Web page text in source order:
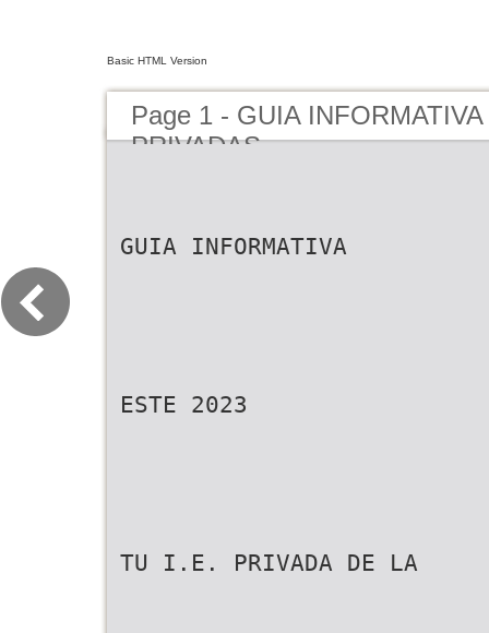
Basic HTML Version
Page 1 - GUIA
PRIVADAS
GUIA INFORMATIVA
ESTE 2023
TU I.E. PRIVADA DE LA